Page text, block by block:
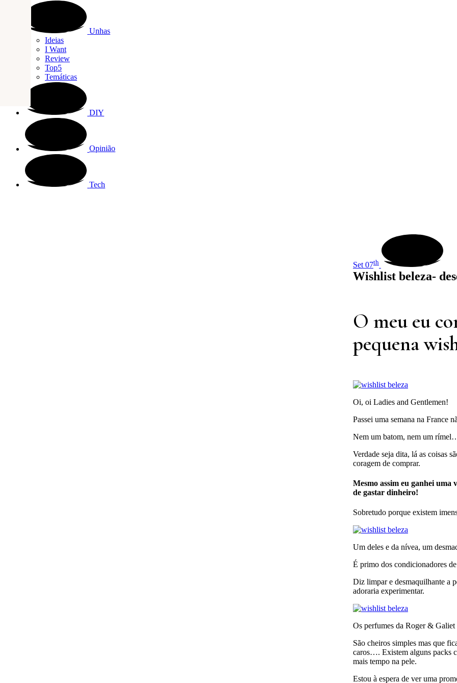
Unhas
Ideias
I Want
Review
Top5
Temáticas
DIY
Opinião
Tech
Set 07th
Wishlist beleza-
O meu eu
pequena
Oi, oi Ladies and Gentlemen!
Passei uma semana na France
Nem um batom, nem um
Verdade seja dita, lá as coisas
coragem de comprar.
Mesmo assim eu ganhei uma
de gastar dinheiro!
Sobretudo porque existem
Um deles e da nívea, um
É primo dos condicionadores
Diz limpar e desmaquilhante a
adoraria experimentar.
Os perfumes da Roger & Galiet
São cheiros simples mas que
caros…. Existem alguns packs
mais tempo na pele.
Estou à espera de ver uma